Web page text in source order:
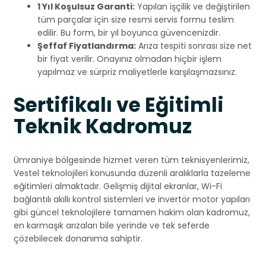
1 Yıl Koşulsuz Garanti: Yapılan işçilik ve değiştirilen
tüm parçalar için size resmi servis formu teslim
edilir. Bu form, bir yıl boyunca güvencenizdir.
Şeffaf Fiyatlandırma: Arıza tespiti sonrası size net
bir fiyat verilir. Onayınız olmadan hiçbir işlem
yapılmaz ve sürpriz maliyetlerle karşılaşmazsınız.
Sertifikalı ve Eğitimli
Teknik Kadromuz
Ümraniye bölgesinde hizmet veren tüm teknisyenlerimiz,
Vestel teknolojileri konusunda düzenli aralıklarla tazeleme
eğitimleri almaktadır. Gelişmiş dijital ekranlar, Wi-Fi
bağlantılı akıllı kontrol sistemleri ve invertör motor yapıları
gibi güncel teknolojilere tamamen hakim olan kadromuz,
en karmaşık arızaları bile yerinde ve tek seferde
çözebilecek donanıma sahiptir.